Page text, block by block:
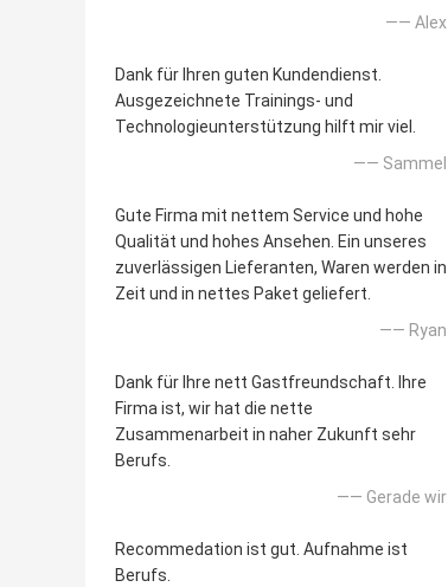
—— Alex
Dank für Ihren guten Kundendienst.
Ausgezeichnete Trainings- und
Technologieunterstützung hilft mir viel.
—— Sammel
Gute Firma mit nettem Service und hohe
Qualität und hohes Ansehen. Ein unseres
zuverlässigen Lieferanten, Waren werden in
Zeit und in nettes Paket geliefert.
—— Ryan
Dank für Ihre nett Gastfreundschaft. Ihre
Firma ist, wir hat die nette
Zusammenarbeit in naher Zukunft sehr
Berufs.
—— Gerade wir
Recommedation ist gut. Aufnahme ist
Berufs.